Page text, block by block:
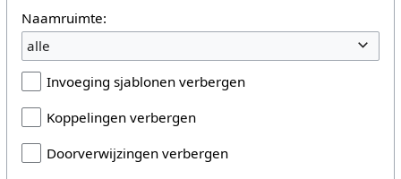
Naamruimte:
alle
Invoeging sjablonen verbergen
Koppelingen verbergen
Doorverwijzingen verbergen